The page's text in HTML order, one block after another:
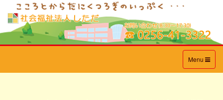
Toggle
navigation
Menu